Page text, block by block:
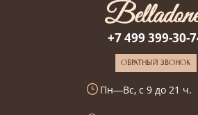
+7 499 399-30-
ОБРАТНЫЙ ЗВОНОК
Пн—Вс, с 9 до 21 ч.